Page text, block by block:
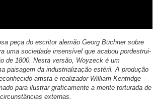
peça do escritor alemão Georg Büchner sobre
uma sociedade insensível que acabou pordestrui-
de 1800. Nesta versão, Woyzeck é um
paisagem da industrialização estéril. A produção
artista e realizador William Kentridge –
para ilustrar graficamente a mente torturada de
externas.